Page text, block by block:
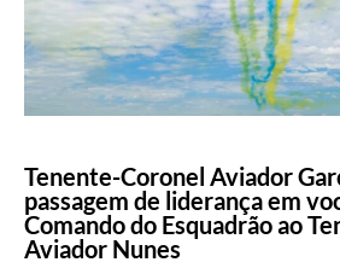
Tenente-Coronel Aviador
passagem de liderança em
Comando do Esquadrão ao
Aviador Nunes